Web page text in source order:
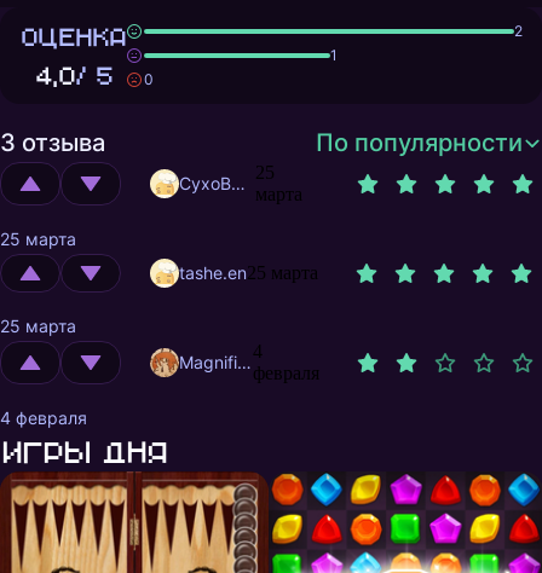
ОЦЕНКА
4,0/ 5
2
1
0
3 отзыва По популярности
CyxoB666
25
марта
25 марта
tashe.en25 марта
25 марта
MagnificentMrFox
4
февраля
4 февраля
Игры дня